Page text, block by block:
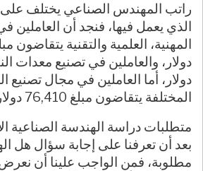
راتب المهندس الصناعي يختلف
الذي يعمل فيها، فنجد أن العاملين
دولار، أما العاملين في مجال تصنيع
المختلفة يتقاضون مبلغ 76,410 دولار سنويًا.
متطلبات دراسة الهندسة الصناعية
بعد أن تعرفنا على إجابة سؤال هل
مطلوبة، فمن الواجب علينا أن